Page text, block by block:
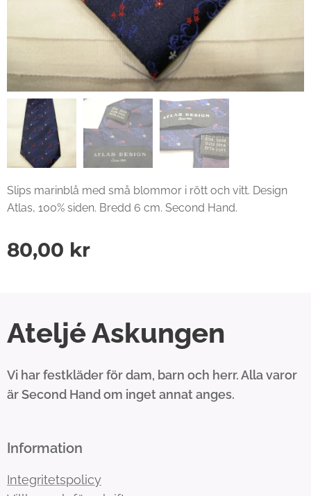
Slips marinblå med små blommor i rött och vitt. Design
Atlas, 100% siden. Bredd 6 cm. Second Hand.
80,00 kr
Ateljé Askungen
Vi har festkläder för dam, barn och herr. Alla varor
är Second Hand om inget annat anges.
Information
Integritetspolicy